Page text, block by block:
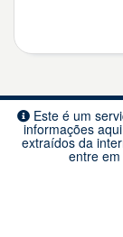
Este é um
informações
extraídos da
entre